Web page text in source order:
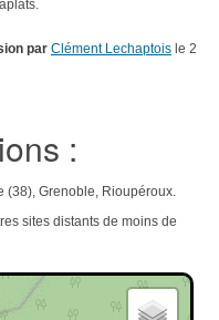
par Clément Lechaptois le 2
:
(38), Grenoble, Rioupéroux.
sites distants de moins de